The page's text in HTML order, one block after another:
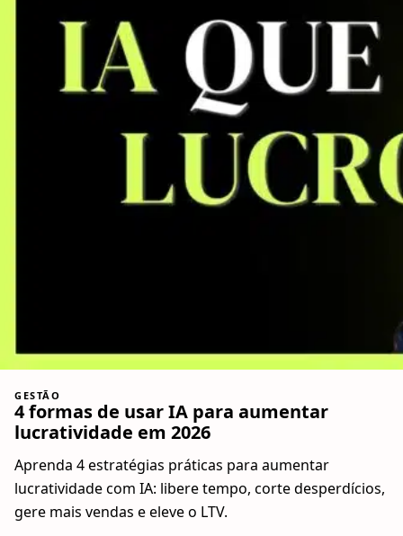
GESTÃO
4 formas de usar IA para aumentar
lucratividade em 2026
Aprenda 4 estratégias práticas para aumentar
lucratividade com IA: libere tempo, corte desperdícios,
gere mais vendas e eleve o LTV.